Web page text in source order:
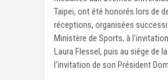
Taipei, ont été honorés lors de
réceptions, organisées
Ministère de Sports, à
Laura Flessel, puis au siège de
l'invitation de son Président